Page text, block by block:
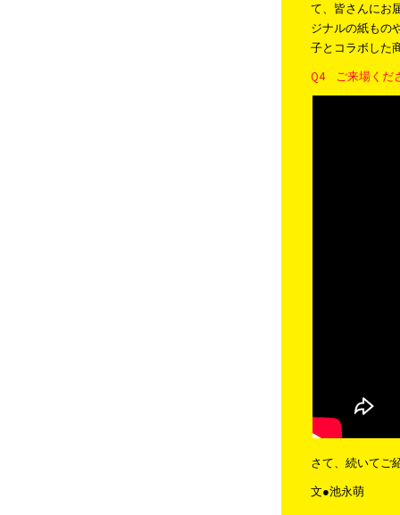
て、皆さんにお
ジナルの紙もの
子とコラボした
Q4 ご来場くだ
さて、続いてご
文●池永萌